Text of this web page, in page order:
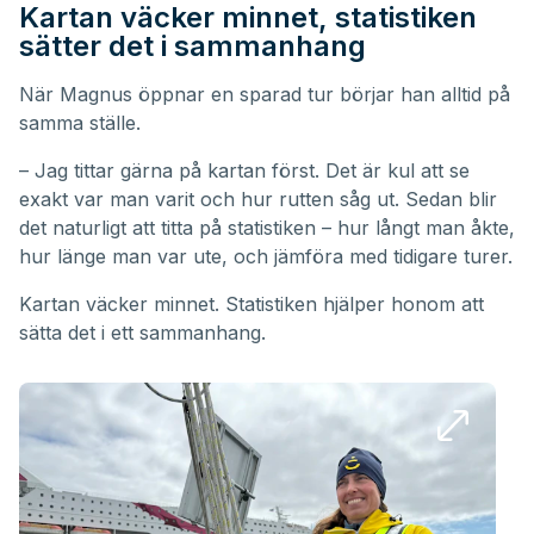
Kartan väcker minnet, statistiken
sätter det i sammanhang
När Magnus öppnar en sparad tur börjar han alltid på
samma ställe.
– Jag tittar gärna på kartan först. Det är kul att se
exakt var man varit och hur rutten såg ut. Sedan blir
det naturligt att titta på statistiken – hur långt man åkte,
hur länge man var ute, och jämföra med tidigare turer.
Kartan väcker minnet. Statistiken hjälper honom att
sätta det i ett sammanhang.